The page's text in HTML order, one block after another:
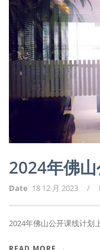
2024年佛
Date 18 12 月 2023 /
2024年佛山公开课线计划